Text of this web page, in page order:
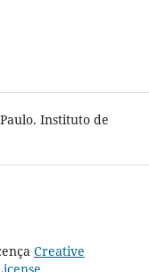
Instituto de
Creative
.